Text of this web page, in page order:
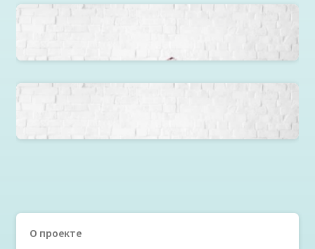
Кресло груша Трамвай
О проекте